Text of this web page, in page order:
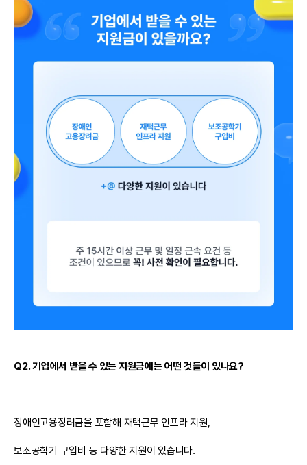
Q2. 기업에서 받을 수 있는 지원금에는 어떤 것들이 있나요?
장애인고용장려금을 포함해 재택근무 인프라 지원,
보조공학기 구입비 등 다양한 지원이 있습니다.